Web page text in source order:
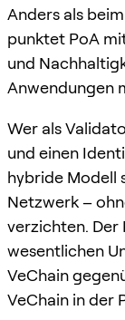
Anders als
punktet PoA
und
Anwendungen
Wer als
und einen
hybride Modell
Netzwerk –
verzichten. Der
wesentlichen
VeChain
VeChain in der